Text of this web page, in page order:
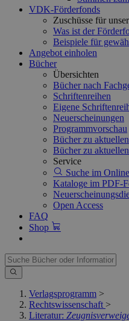
VDK-Förderfonds
Zuschüsse für
Was ist der
Beispiele für
Angebot einholen
Bücher
Übersichten
Bücher nach
Schriftenreihen
Eigene
Neuerscheinungen
Programmvorschau
Bücher zu
Bücher zu
Service
Suche im
Kataloge im PDF-
Open Access
FAQ
Shop
Verlagsprogramm >
Rechtswissenschaft >
Literatur: